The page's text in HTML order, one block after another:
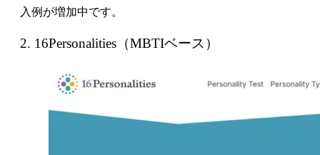
入例が増加中です。
2. 16Personalities（MBTIベース）